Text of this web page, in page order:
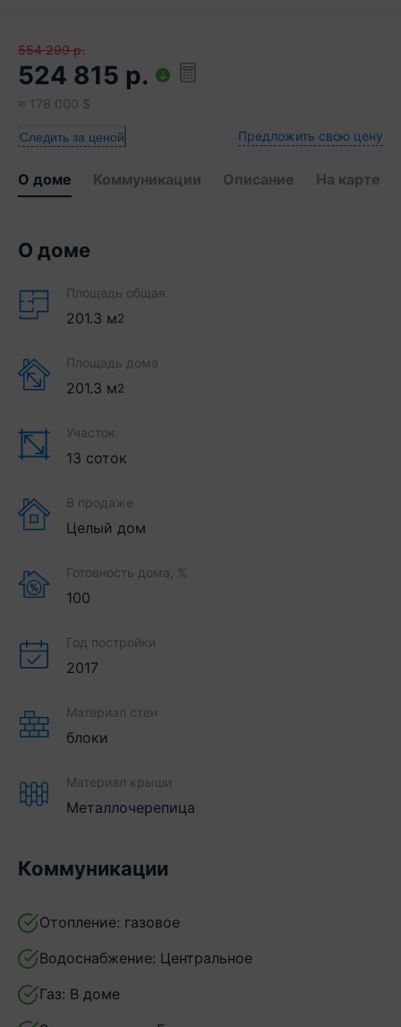
554 299 р.
524 815 р.
≈ 178 000 $
Следить за ценой Предложить свою цену
О доме Коммуникации Описание На карте
О доме
Площадь общая
201.3 м2
Площадь дома
201.3 м2
Участок
13 соток
В продаже
Целый дом
Готовность дома, %
100
Год постройки
2017
Материал стен
блоки
Материал крыши
Металлочерепица
Коммуникации
Отопление: газовое
Водоснабжение: Центральное
Газ: В доме